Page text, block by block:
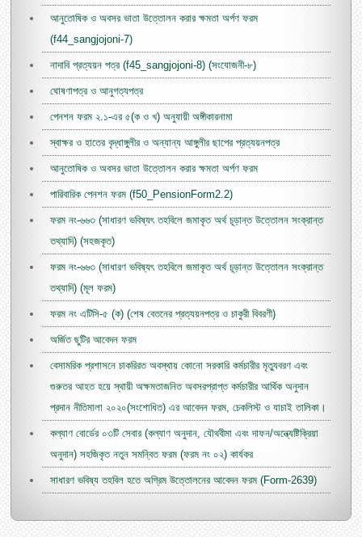
আনুতোষিক ও অবসর ভাতা উত্তোলন করার ক্ষমতা অর্পণ ফরম
(f44_sangjojoni-7)
নাদাবি প্রত্যয়ন পত্র (f45_sangjojoni-8) (সংযোজনী-৮)
ঘোষণাপত্র ও আনুগত্যপত্র
পেনশন ফরম ২.১-এর ৫(ক ও খ) অনুযায়ী অঙ্গীকারনামা
স্বাক্ষর ও হাতের বৃদ্ধাঙ্গুলীর ও অন্যান্য আঙ্গুলীর ছাপের প্রত্যয়নপত্র
আনুতোষিক ও অবসর ভাতা উত্তোলন করার ক্ষমতা অর্পণ ফরম
পারিবারিক পেনশন ফরম (f50_PensionForm2.2)
ফরম নং-৬৬৩ (সাধারণ ভবিষ্যৎ তহবিলে জমাকৃত অর্থ চূড়ান্ত উত্তোলন সংক্রান্ত
তথ্যাদি) (সহজকৃত)
ফরম নং-৬৬৩ (সাধারণ ভবিষ্যৎ তহবিলে জমাকৃত অর্থ চূড়ান্ত উত্তোলন সংক্রান্ত
তথ্যাদি) (মূল ফরম)
ফরম নং এটিসি-৫ (ক) (শেষ বেতনের প্রত্যয়নপত্র ও চাকুরী বিবরণী)
অর্জিত ছুটির আবেদন ফরম
বেসামরিক প্রশাসনে চাকরিরত অবস্থায় কোনো সরকারি কর্মচারীর মৃত্যুবরণ এবং
গুরুতর আহত হয়ে স্থায়ী অক্ষমতাজনিত অবসরপ্রাপ্ত কর্মচারীর আর্থিক অনুদান
প্রদান নীতিমালা ২০২০(সংশোধিত) এর আবেদন ফরম, চেকলিস্ট ও যাচাই তালিকা।
কল্যাণ বোর্ডের ০৩টি সেবার (কল্যাণ অনুদান, যৌথবীমা এবং দাফন/অন্ত্যেষ্টিক্রিয়া
অনুদান) সহজিকৃত নতুন সমন্বিত ফরম (ফরম নং ০২) কার্যকর
সাধারণ ভবিষ্য তহবিল হতে অগ্রিম উত্তোলনের আবেদন ফরম (Form-2639)